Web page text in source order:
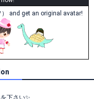
） and get an original avatar!
下さい✨